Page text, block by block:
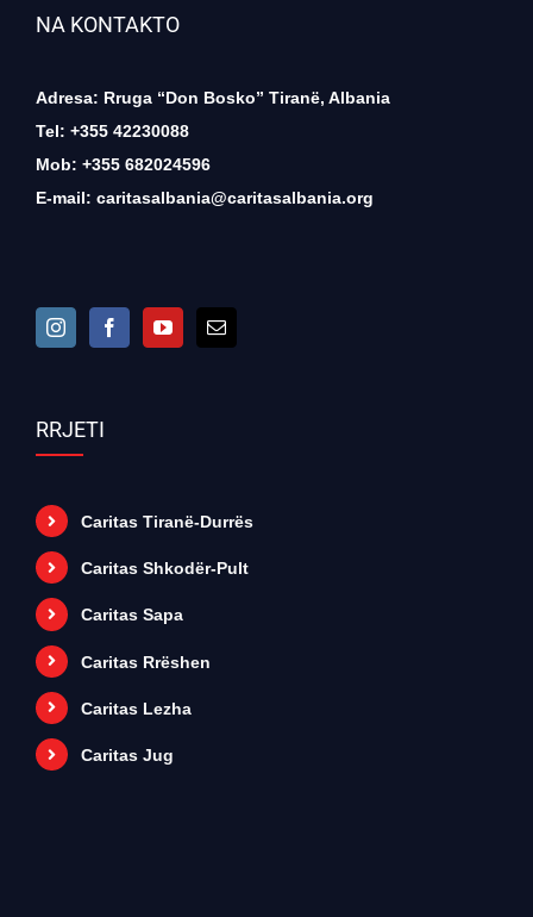
NA KONTAKTO
Adresa: Rruga “Don Bosko” Tiranë, Albania
Tel: +355 42230088
Mob: +355 682024596
E-mail: caritasalbania@caritasalbania.org
RRJETI
Caritas Tiranë-Durrës
Caritas Shkodër-Pult
Caritas Sapa
Caritas Rrëshen
Caritas Lezha
Caritas Jug